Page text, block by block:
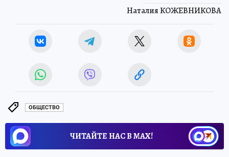
Наталия КОЖЕВНИКОВА
ОБЩЕСТВО
ЧИТАЙТЕ НАС В МАХ!